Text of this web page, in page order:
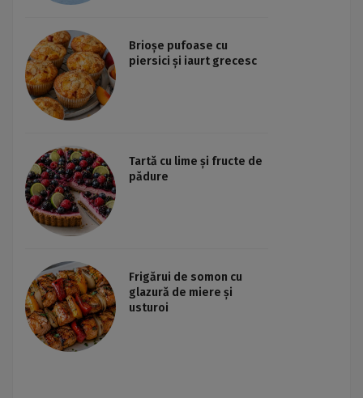
Brioșe pufoase cu
piersici și iaurt grecesc
Tartă cu lime și fructe de
pădure
Frigărui de somon cu
glazură de miere și
usturoi